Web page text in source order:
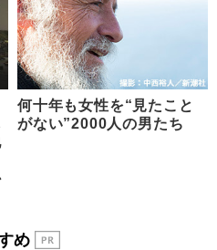
何十年も女性を“見たこと
がない”2000人の男たち
め